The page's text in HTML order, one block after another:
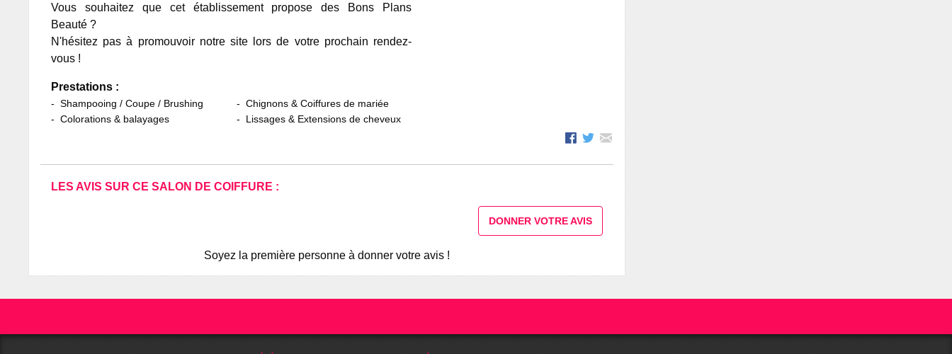
Vous souhaitez que cet établissement propose des Bons Plans
Beauté ?
N'hésitez pas à promouvoir notre site lors de votre prochain rendez-
vous !
Prestations :
Shampooing / Coupe / Brushing
Colorations & balayages
Chignons & Coiffures de mariée
Lissages & Extensions de cheveux
LES AVIS SUR CE SALON DE COIFFURE :
DONNER VOTRE AVIS
Soyez la première personne à donner votre avis !